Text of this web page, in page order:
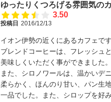
ゆったりくつろげる雰囲気の
3.50
投稿日 2016/12/13
イオン伊勢の近くにあるカフェです
ブレンドコーヒーは、フレッシュ
美味しくいただく事ができました。
また、シロノワールは、温かいデ
柔らかく、ほんのり甘い、パン生
一品でした。また、シロップを好